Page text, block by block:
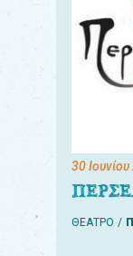
30
ΘΕΑΤΡΟ